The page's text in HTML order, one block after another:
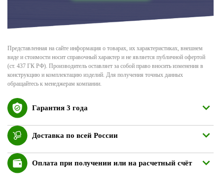
Представленная на сайте информация о товарах, их характеристиках, внешнем
виде и стоимости носит справочный характер и не является публичной офертой
(ст. 437 ГК РФ). Производитель оставляет за собой право вносить изменения в
конструкцию и комплектацию изделий. Для получения точных данных
обращайтесь к менеджерам компании.
Гарантия 3 года
Доставка по всей России
Оплата при получении или на расчетный счёт